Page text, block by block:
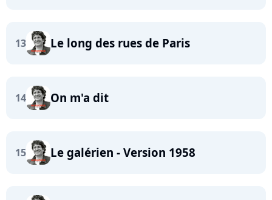
13 Le long des rues de Paris
14 On m'a dit
15 Le galérien - Version 1958